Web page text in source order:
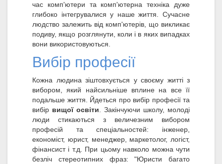
час комп'ютери та комп'ютерна техніка дуже
глибоко інтегрувалися у наше життя. Сучасне
людство залежить від комп'ютерів, що викликає
подиву, якщо розглянути, коли і в яких випадках
вони використовуються.
Вибір професії
Кожна людина зіштовхується у своєму житті з
вибором, який найсильніше вплине на все її
подальше життя. Йдеться про вибір професії та
вибір вищої освіти . Закінчуючи школу, молоді
люди стикаються з величезним вибором
професій та спеціальностей: інженер,
економіст, юрист, менеджер, маркетолог, логіст,
фінансист і т.д. При цьому навколо можна чути
безліч стереотипних фраз: "Юристи багато